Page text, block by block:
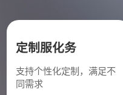
定制服化务
支持个性化定制，满足不
同需求